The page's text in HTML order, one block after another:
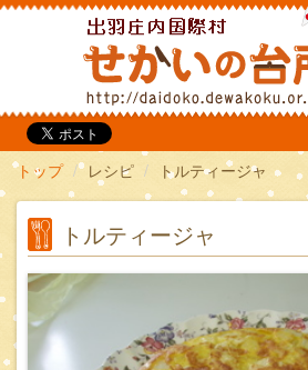
だいどこ
トップ レシピ トルティージャ
トルティージャ